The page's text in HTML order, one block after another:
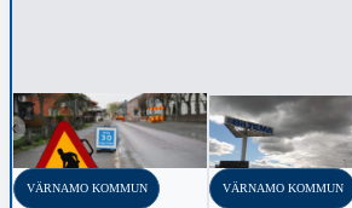
‹
VÄRNAMO KOMMUN VÄRNAMO KOMMUN